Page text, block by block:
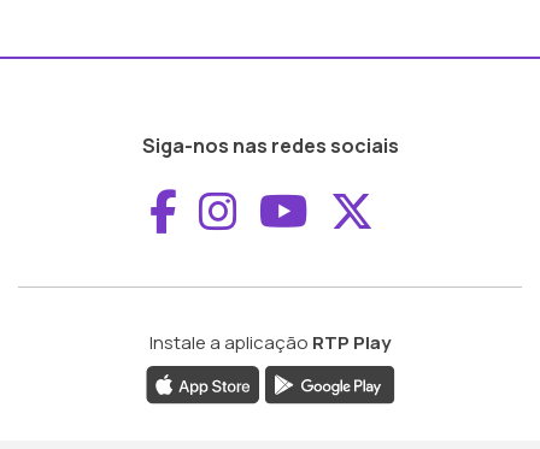
Siga-nos nas redes sociais
Aceder ao
Aceder ao
Aceder ao
Instale a aplicação RTP Play